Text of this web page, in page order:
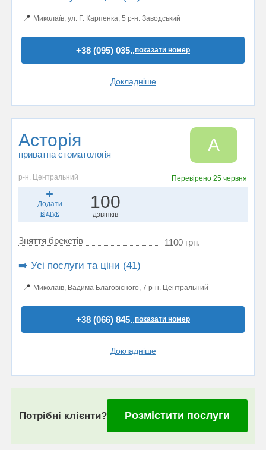
📍 Миколаїв, ул. Г. Карпенка, 5 р-н. Заводський
+38 (095) 035..показати номер
Докладніше
Асторія
приватна стоматологія А
р-н. Центральний Перевірено25 червня
Додати
відгук
100
дзвінків
Зняття брекетів 1100 грн.
➡️ Усі послуги та ціни (41)
📍 Миколаїв, Вадима Благовісного, 7 р-н. Центральний
+38 (066) 845..показати номер
Докладніше
Потрібні клієнти? Розмістити послуги